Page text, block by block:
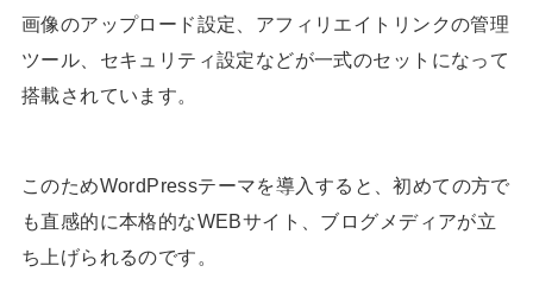
画像のアップロード設定、アフィリエイトリンクの管理
ツール、セキュリティ設定などが一式のセットになって
搭載されています。
このためWordPressテーマを導入すると、初めての方で
も直感的に本格的なWEBサイト、ブログメディアが立
ち上げられるのです。